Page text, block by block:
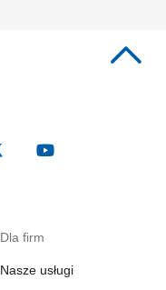
Dla firm
Nasze usługi